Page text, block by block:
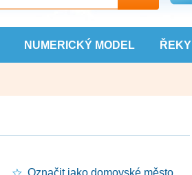
NUMERICKÝ MODEL ŘEKY